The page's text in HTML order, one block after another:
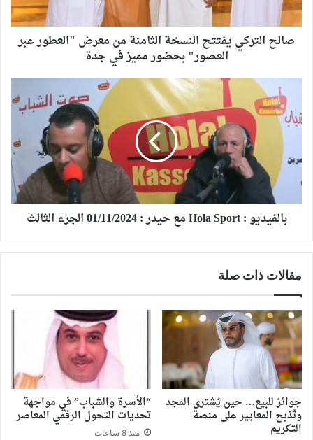
صالح التركي يفتتح النسخة الثامنة من معرض "العطور عبر
العصور" بحضور مميز في جدة
بالفيديو : Hola Sport مع حيدر : 01/11/2024 الجزء الثالث
مقالات ذات صلة
جوائز للبيع… حين يُشترى المجد
وتُذبح المعايير على منصة
التكريم
“الأسرة والشباب” في مواجهة
تحديات التحول الرقمي المعاصر
منذ 8 ساعات